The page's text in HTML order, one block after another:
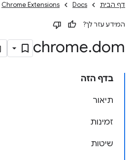
דף הבית Docs
Chrome Extensions
המידע עזר לך?
chrome.dom
בדף הזה
תיאור
זמינות
שיטות